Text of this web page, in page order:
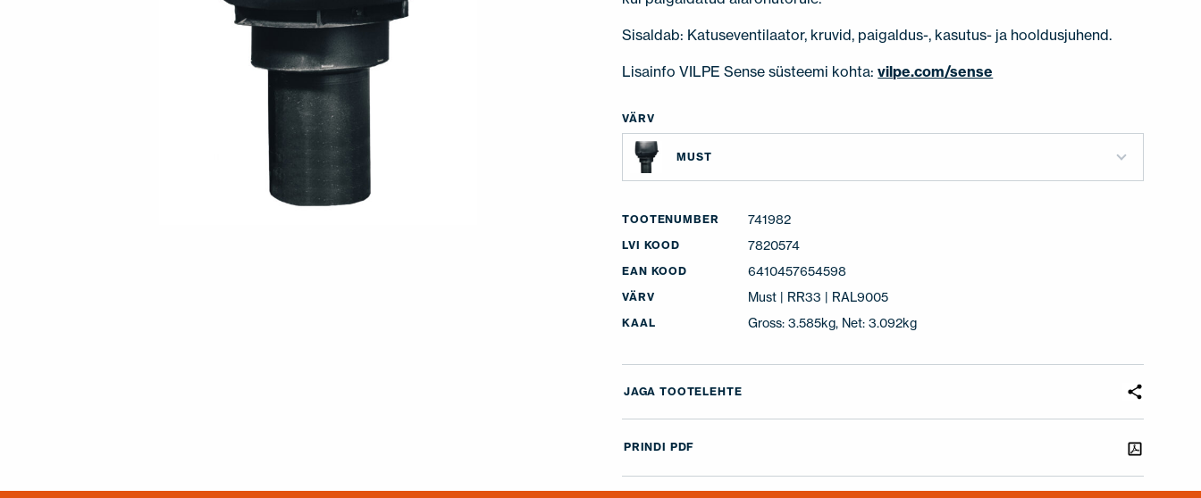
Sisaldab: Katuseventilaator, kruvid, paigaldus-, kasutus- ja hooldusjuhend.
Lisainfo VILPE Sense süsteemi kohta:vilpe.com/sense
VÄRV
MUST
TOOTENUMBER 741982
LVI KOOD 7820574
EAN KOOD 6410457654598
VÄRV Must | RR33 | RAL9005
KAAL Gross: 3.585kg, Net: 3.092kg
JAGA TOOTELEHTE
PRINDI PDF